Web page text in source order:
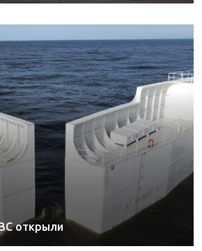
открыли